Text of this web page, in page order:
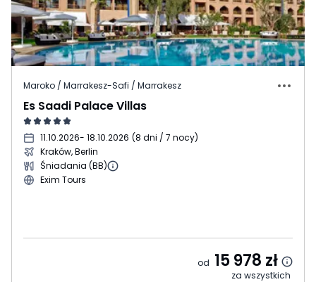
Maroko / Marrakesz-Safi / Marrakesz
Es Saadi Palace Villas
11.10.2026- 18.10.2026 (8 dni / 7 nocy)
Kraków, Berlin
Śniadania (BB)
Exim Tours
od 15 978 zł
za wszystkich